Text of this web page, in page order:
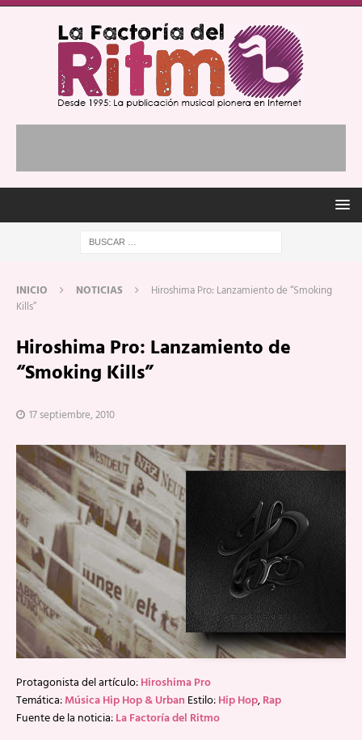
INICIO NOTICIAS
Hiroshima Pro: Lanzamiento de “Smoking
Kills”
Hiroshima Pro: Lanzamiento de
“Smoking Kills”
17 septiembre, 2010
Protagonista del artículo:Hiroshima Pro
Temática:Música Hip Hop & Urban Estilo:Hip Hop,Rap
Fuente de la noticia:La Factoría del Ritmo